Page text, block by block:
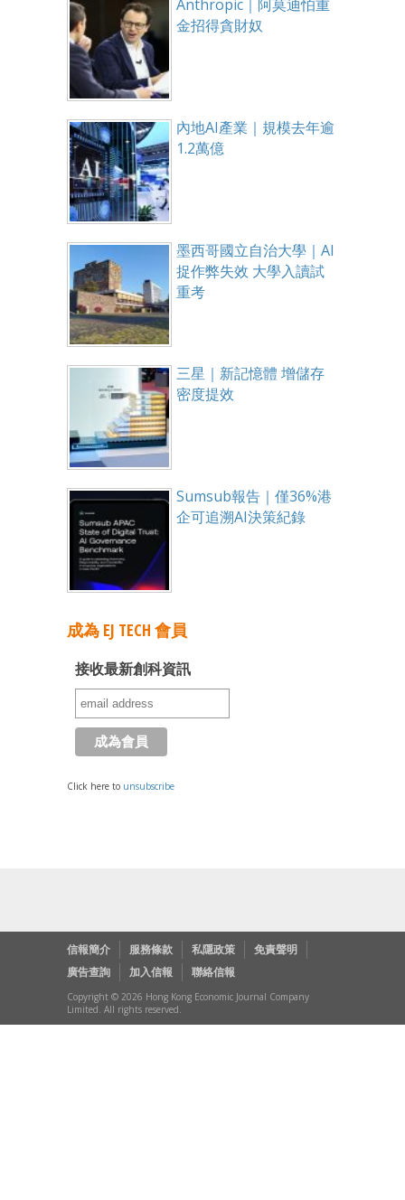
Anthropic｜阿莫迪怕重
金招得貪財奴
內地AI產業｜規模去年逾
1.2萬億
墨西哥國立自治大學｜AI
捉作弊失效 大學入讀試
重考
三星｜新記憶體 增儲存
密度提效
Sumsub報告｜僅36%港
企可追溯AI決策紀錄
成為 EJ TECH 會員
接收最新創科資訊
Click here to unsubscribe
信報簡介 服務條款 私隱政策
免責聲明
廣告查詢
加入信報 聯絡信報
Copyright © 2026 Hong Kong Economic Journal Company
Limited. All rights reserved.